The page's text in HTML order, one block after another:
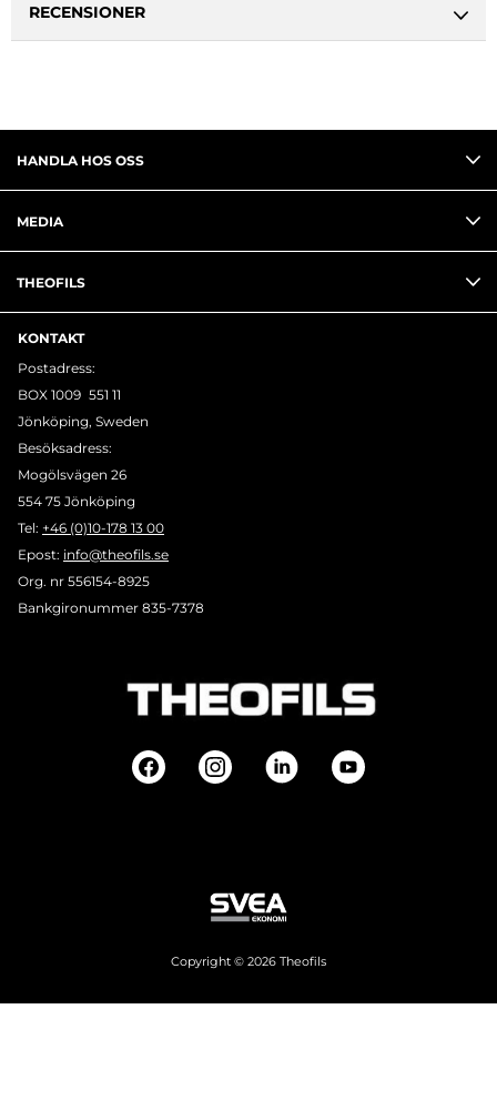
RECENSIONER
HANDLA HOS OSS
MEDIA
THEOFILS
KONTAKT
Postadress:
BOX 1009 551 11
Jönköping, Sweden
Besöksadress:
Mogölsvägen 26
554 75 Jönköping
Tel: +46 (0)10-178 13 00
Epost: info@theofils.se
Org. nr 556154-8925
Bankgironummer 835-7378
Copyright © 2026 Theofils